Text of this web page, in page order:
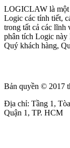
LOGICLAW là một
Logic các tính tiết,
trong tất cả các lĩnh
phân tích Logic này
Quý khách hàng,
Bản quyền © 2017
Địa chỉ: Tầng 1,
Quận 1, TP. HCM